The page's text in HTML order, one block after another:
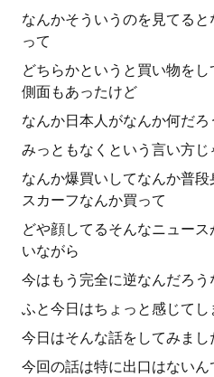
なんかそういうのを見てる
って
どちらかというと買い物を
側面もあったけど
なんか日本人がなんか何だろ
みっともなくという言い方
なんか爆買いしてなんか普
スカーフなんか買って
どや顔してるそんなニュー
いながら
今はもう完全に逆なんだろ
ふと今日はちょっと感じてし
今日はそんな話をしてみまし
今回の話は特に出口はないん